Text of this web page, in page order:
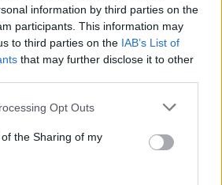
information by third parties on the
participants. This information may
to third parties on the IAB’s List of
that may further disclose it to other
app uses one or more Google
or usage behaviour. You may click to
to Google and its third-party tags to
specified purposes in below Google
Opt Outs
the Sharing of my
του 2022. Ωστόσο,
υψηλότερες στην
Oil,και μάλιστα παρά την
εγχώρια λιανική αγορά
παρέμεινε ισχυρή το 2023, με
σε ετήσια βάση. Η υποχώρηση